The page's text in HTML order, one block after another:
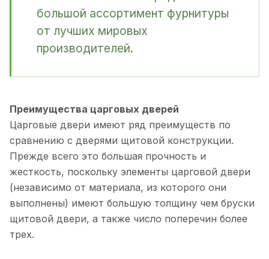
большой ассортимент фурнитуры
от лучших мировых
производителей.
Преимущества царговых дверей
Царговые двери имеют ряд преимуществ по
сравнению с дверями щитовой конструкции.
Прежде всего это большая прочность и
жесткость, поскольку элементы царговой двери
(независимо от материала, из которого они
выполнены) имеют большую толщину чем бруски
щитовой двери, а также число поперечин более
трех.